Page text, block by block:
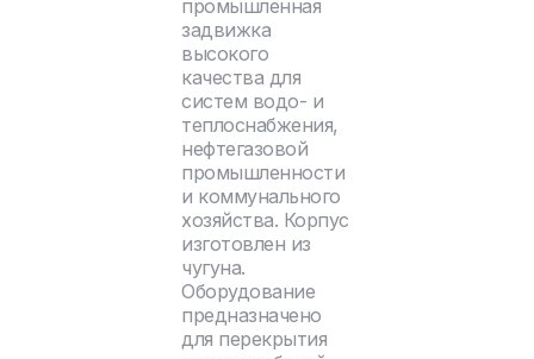
промышленная
задвижка
высокого
качества для
систем водо- и
теплоснабжения,
нефтегазовой
промышленности
и коммунального
хозяйства. Корпус
изготовлен из
чугуна.
Оборудование
предназначено
для перекрытия